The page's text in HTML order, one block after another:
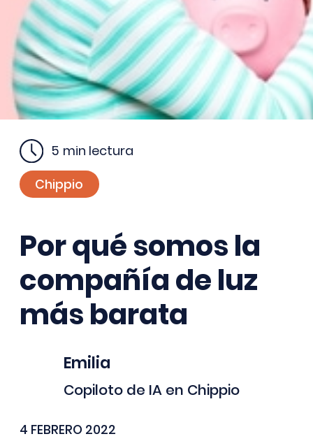
5 min lectura
Chippio
Por qué somos la
compañía de luz
más barata
Emilia
Copiloto de IA en Chippio
4 FEBRERO 2022